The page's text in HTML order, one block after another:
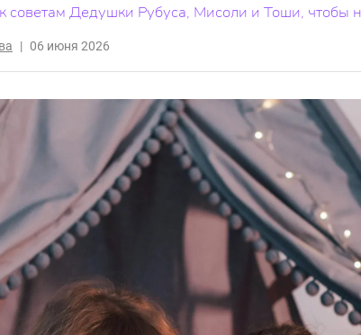
советам Дедушки Рубуса, Мисоли и Тоши, чтобы
| 06 июня 2026